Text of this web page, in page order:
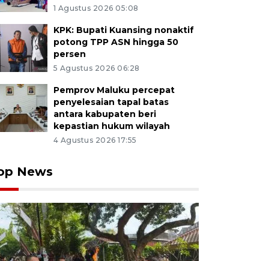
1 Agustus 2026 05:08
KPK: Bupati Kuansing nonaktif
potong TPP ASN hingga 50
persen
5 Agustus 2026 06:28
Pemprov Maluku percepat
penyelesaian tapal batas
antara kabupaten beri
kepastian hukum wilayah
4 Agustus 2026 17:55
News